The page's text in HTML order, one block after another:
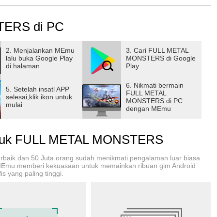
haus darah dan siap menghancurkan apa pun yang
akan bertahan hidup!
jarak jauh, sabotase diam-diam atau menyerbu ke medan
termasuk:
di PC
2. Menjalankan MEmu
lalu buka Google Play
di halaman
3. Cari FULL METAL
MONSTERS di Google
Play
5. Setelah insatl APP
selesai,klik ikon untuk
mulai
6. Nikmati bermain
FULL METAL
MONSTERS di PC
dengan MEmu
FULL METAL MONSTERS
dan 50 Juta orang sudah menikmati pengalaman luar biasa
memberi kekuasaan untuk memainkan ribuan gim Android
yang paling tinggi.